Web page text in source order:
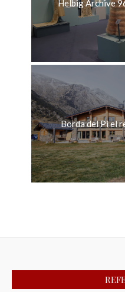
Helbig Archive
Borda del Pi el